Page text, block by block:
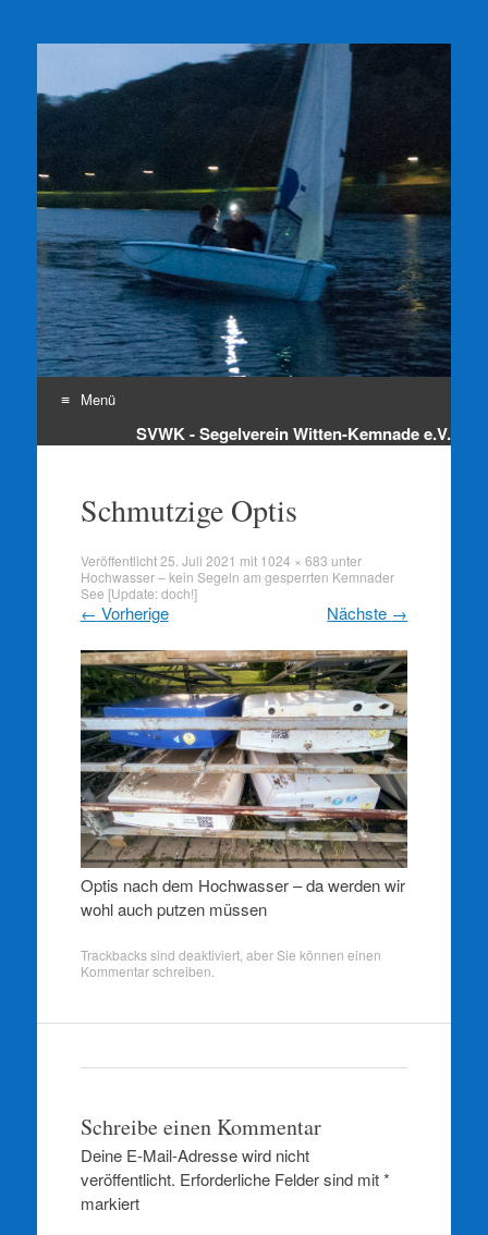
SVWK e.V.
Segelverein Witten-Kemnade e.V.
Menü
Zum
SVWK - Segelverein Witten-Kemnade e.V.
Schmutzige Optis
Veröffentlicht25. Juli 2021 mit 1024 × 683 unter
Hochwasser – kein Segeln am gesperrten Kemnader
See [Update: doch!]
← Vorherige Nächste →
Optis nach dem Hochwasser – da werden wir
wohl auch putzen müssen
Trackbacks sind deaktiviert, aber Sie können einen
Kommentar schreiben
Schreibe einen Kommentar
Deine E-Mail-Adresse wird nicht
veröffentlicht. Erforderliche Felder sind mit*
markiert